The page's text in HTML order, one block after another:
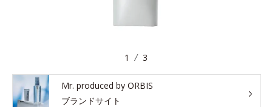
1 3
Mr. produced by ORBIS
ブランドサイト